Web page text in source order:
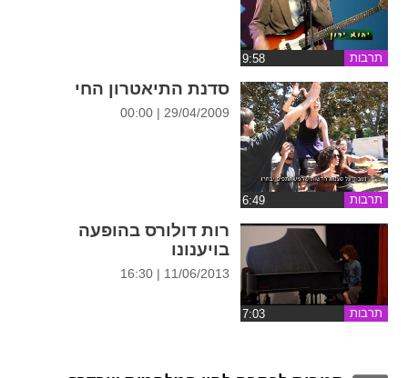
תרבות
תרבות
סדנת התיאטרון החי
29/04/2009 | 00:00
תרבות
רות דולורס בהופעה
בויענונו
11/06/2013 | 16:30